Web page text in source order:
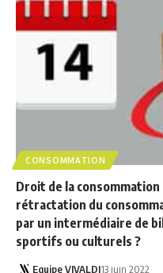
CONSOMMATION
Droit de la
rétractation du
par un intermédiaire de
sportifs ou culturels ?
Equipe VIVALDI13 juin 2022